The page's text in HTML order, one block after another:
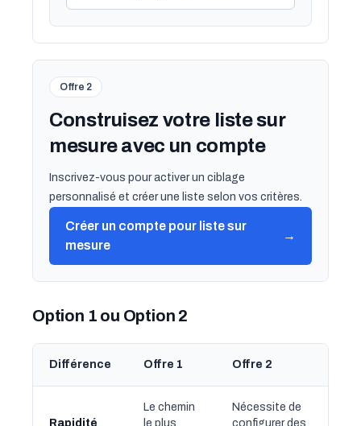
Offre 2
Construisez votre liste sur
mesure avec un compte
Inscrivez-vous pour activer un ciblage
personnalisé et créer une liste selon vos critères.
Créer un compte pour liste sur
mesure
→
Option 1 ou Option 2
Différence Offre 1 Offre 2
Rapidité
Le chemin
le plus
Nécessite de
configurer des